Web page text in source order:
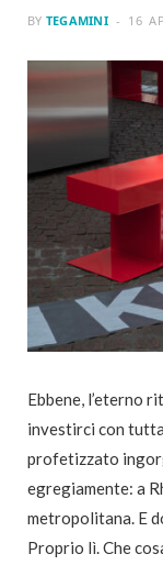
BY TEGAMINI 16
Ebbene, l’eterno
investirci con
profetizzato
egregiamente: a
metropolitana. E
Proprio lì. Che